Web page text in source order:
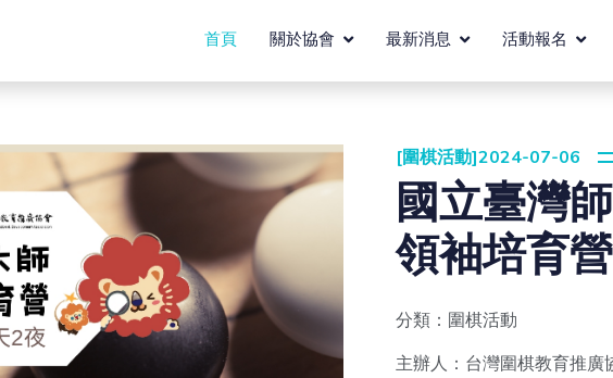
首頁 關於協會 最新消息 活動報名
[圍棋活動]2024-07-06
國立臺灣
領袖培育營
分類：圍棋活動
主辦人：台灣圍棋教育推